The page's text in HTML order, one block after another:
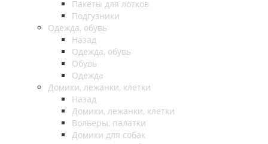
Пакеты для лотков
Подгузники
Одежда, обувь
Назад
Одежда, обувь
Обувь
Одежда
Домики, лежанки, клетки
Назад
Домики, лежанки, клетки
Вольеры, палатки
Домики для собак